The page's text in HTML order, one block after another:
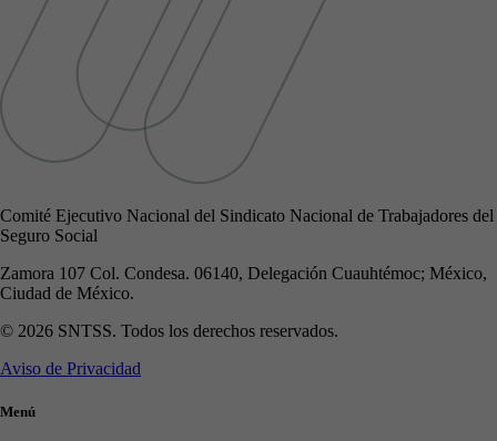
Comité Ejecutivo Nacional del Sindicato Nacional de Trabajadores del
Seguro Social
Zamora 107 Col. Condesa. 06140, Delegación Cuauhtémoc; México,
Ciudad de México.
© 2026 SNTSS. Todos los derechos reservados.
Aviso de Privacidad
Menú